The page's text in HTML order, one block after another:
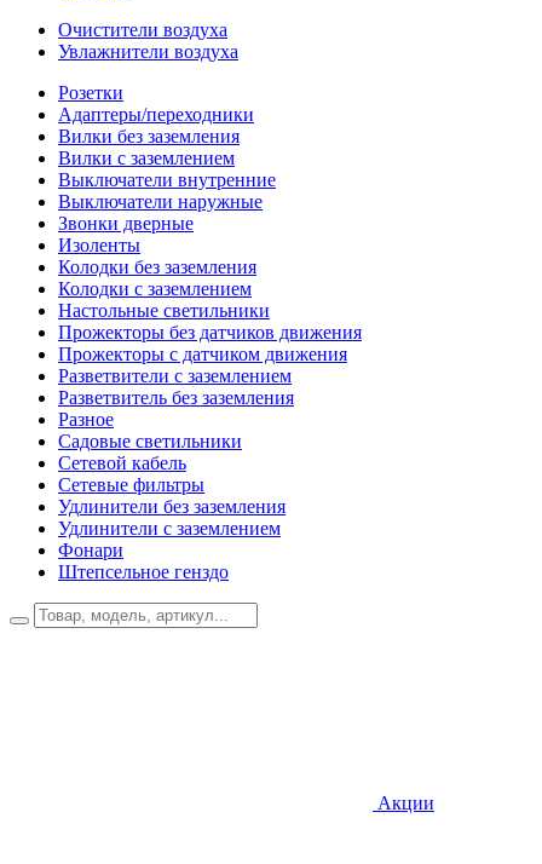
Очистители воздуха
Увлажнители воздуха
Розетки
Адаптеры/переходники
Вилки без заземления
Вилки с заземлением
Выключатели внутренние
Выключатели наружные
Звонки дверные
Изоленты
Колодки без заземления
Колодки с заземлением
Настольные светильники
Прожекторы без датчиков движения
Прожекторы с датчиком движения
Разветвители с заземлением
Разветвитель без заземления
Разное
Садовые светильники
Сетевой кабель
Сетевые фильтры
Удлинители без заземления
Удлинители с заземлением
Фонари
Штепсельное генздо
Акции